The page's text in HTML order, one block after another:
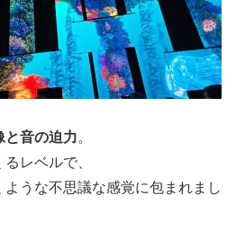
と音の迫力。
レベルで、
うな不思議な感覚に包まれまし